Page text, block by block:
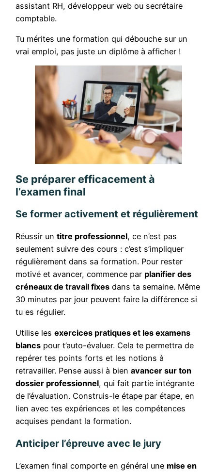
assistant RH, développeur web ou secrétaire
comptable.
Tu mérites une formation qui débouche sur un
vrai emploi, pas juste un diplôme à afficher !
Se préparer efficacement à
l’examen final
Se former activement et régulièrement
Réussir un titre professionnel, ce n’est pas
seulement suivre des cours : c’est s’impliquer
régulièrement dans sa formation. Pour rester
motivé et avancer, commence par planifier des
créneaux de travail fixes dans ta semaine. Même
30 minutes par jour peuvent faire la différence si
tu es régulier.
Utilise les exercices pratiques et les examens
blancs pour t’auto-évaluer. Cela te permettra de
repérer tes points forts et les notions à
retravailler. Pense aussi à bien avancer sur ton
dossier professionnel, qui fait partie intégrante
de l’évaluation. Construis-le étape par étape, en
lien avec tes expériences et les compétences
acquises pendant la formation.
Anticiper l’épreuve avec le jury
L’examen final comporte en général une mise en